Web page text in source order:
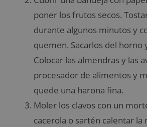
poner los frutos secos.
durante algunos minutos y
quemen. Sacarlos del horno
Colocar las almendras y las
procesador de alimentos y
quede una harona fina.
Moler los clavos con un
cacerola o sartén calentar la